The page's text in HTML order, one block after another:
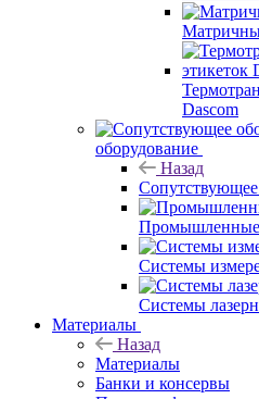
Dascom
оборудование
Назад
Промышленные
Системы
Системы
Материалы
Назад
Материалы
Банки и консервы